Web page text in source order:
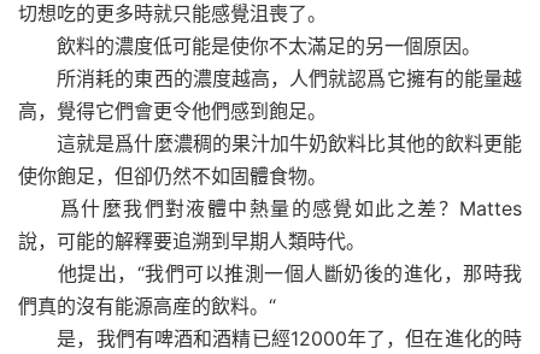
切想吃的更多時就只能感覺沮喪了。
飲料的濃度低可能是使你不太滿足的另一個原因。
所消耗的東西的濃度越高，人們就認爲它擁有的能量越
高，覺得它們會更令他們感到飽足。
這就是爲什麼濃稠的果汁加牛奶飲料比其他的飲料更能
使你飽足，但卻仍然不如固體食物。
爲什麼我們對液體中熱量的感覺如此之差？Mattes
說，可能的解釋要追溯到早期人類時代。
他提出，“我們可以推測一個人斷奶後的進化，那時我
們真的沒有能源高産的飲料。“
是，我們有啤酒和酒精已經12000年了，但在進化的時